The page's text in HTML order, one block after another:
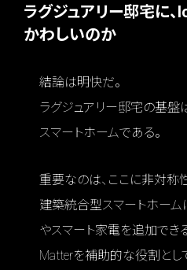
ラグジュアリー邸宅に
かわしいのか
結論は明快だ。
ラグジュアリー邸宅の基盤
スマートホームである。
重要なのは、ここに非対称
建築統合型スマートホーム
やスマート家電を追加でき
Matterを補助的な役割とし